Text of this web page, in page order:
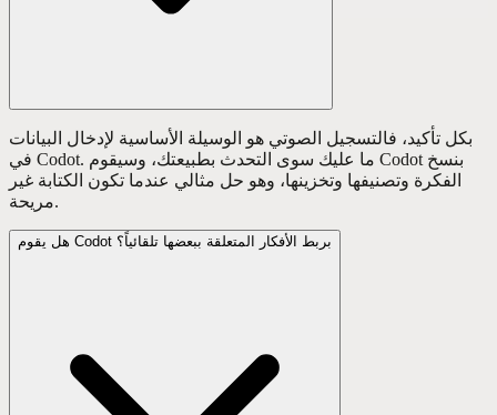
بكل تأكيد، فالتسجيل الصوتي هو الوسيلة الأساسية لإدخال البيانات
في Codot. ما عليك سوى التحدث بطبيعتك، وسيقوم Codot بنسخ
الفكرة وتصنيفها وتخزينها، وهو حل مثالي عندما تكون الكتابة غير
مريحة.
هل يقوم Codot بربط الأفكار المتعلقة ببعضها تلقائياً؟